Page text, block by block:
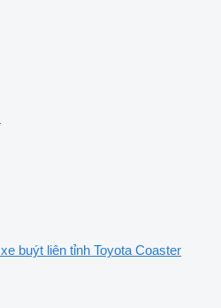
xe buýt liên tỉnh Toyota Coaster